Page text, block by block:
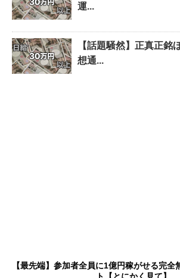
運...
【話題騒然】正真正銘
想通...
【最先端】参加者全員に1億円稼がせる完全
ト【とにかく見て】